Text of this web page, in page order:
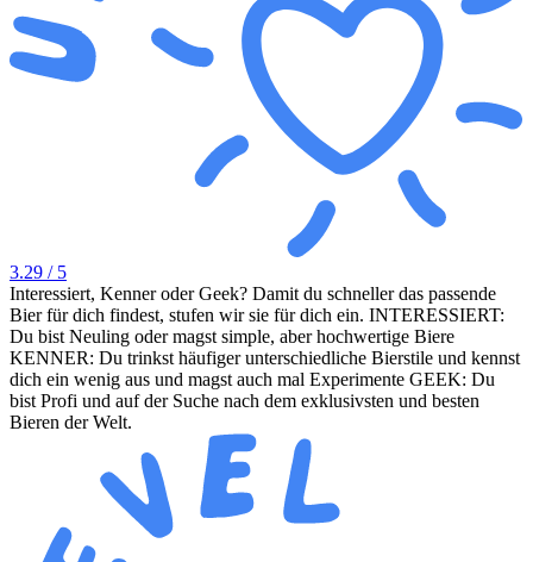
3.29 / 5
Interessiert, Kenner oder Geek? Damit du schneller das passende
Bier für dich findest, stufen wir sie für dich ein. INTERESSIERT:
Du bist Neuling oder magst simple, aber hochwertige Biere
KENNER: Du trinkst häufiger unterschiedliche Bierstile und kennst
dich ein wenig aus und magst auch mal Experimente GEEK: Du
bist Profi und auf der Suche nach dem exklusivsten und besten
Bieren der Welt.